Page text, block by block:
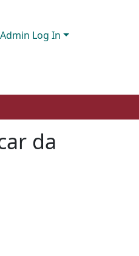
Admin Log In
da